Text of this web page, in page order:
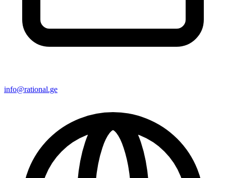
info@rational.ge